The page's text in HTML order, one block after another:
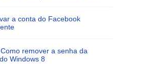
a conta do Facebook
remover a senha da
Windows 8